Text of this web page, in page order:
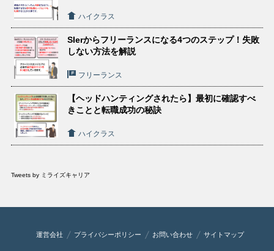
ハイクラス
SIerからフリーランスになる4つのステップ！失敗
しない方法を解説
フリーランス
【ヘッドハンティングされたら】最初に確認すべ
きことと転職成功の秘訣
ハイクラス
Tweets by ミライズキャリア
運営会社 プライバシーポリシー お問い合わせ サイトマップ